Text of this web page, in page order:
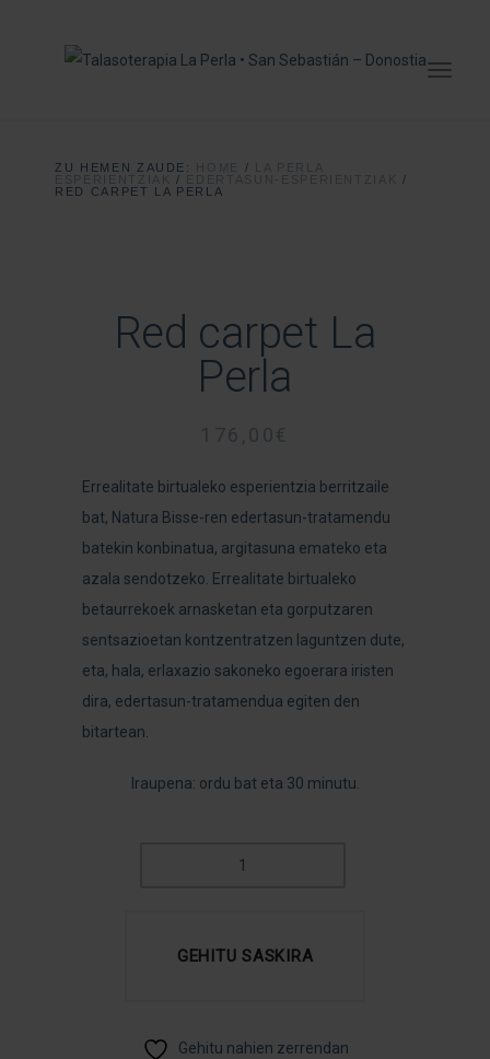
ZU HEMEN ZAUDE: HOME /
ESPERIENTZIAK
/ EDERTASUN-ESPERIENTZIAK
/
RED CARPET LA PERLA
Red carpet La
Perla
176,00€
Errealitate birtualeko esperientzia berritzaile
bat, Natura Bisse-ren edertasun-tratamendu
batekin konbinatua, argitasuna emateko eta
azala sendotzeko. Errealitate birtualeko
betaurrekoek arnasketan eta gorputzaren
sentsazioetan kontzentratzen laguntzen dute,
eta, hala, erlaxazio sakoneko egoerara iristen
dira, edertasun-tratamendua egiten den
bitartean.
Iraupena: ordu bat eta 30 minutu.
QUANTITY
GEHITU SASKIRA
Gehitu nahien zerrendan